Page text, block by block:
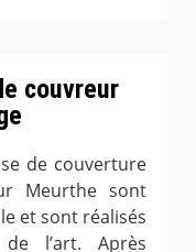
couvreur
de couverture
Meurthe sont
et sont réalisés
l’art. Après